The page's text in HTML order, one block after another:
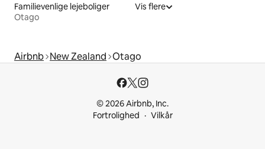
Familievenlige lejeboliger
Otago
Vis flere
Airbnb New Zealand Otago
© 2026 Airbnb, Inc.
Fortrolighed
Vilkår